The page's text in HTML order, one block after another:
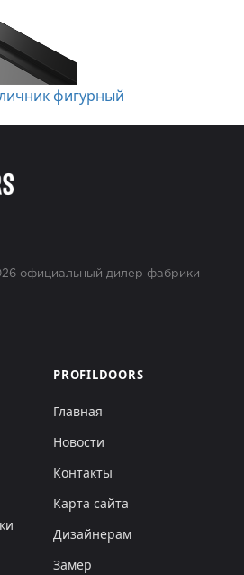
фигурный
официальный дилер фабрики
PROFILDOORS
Главная
Новости
Контакты
Карта сайта
Дизайнерам
Замер